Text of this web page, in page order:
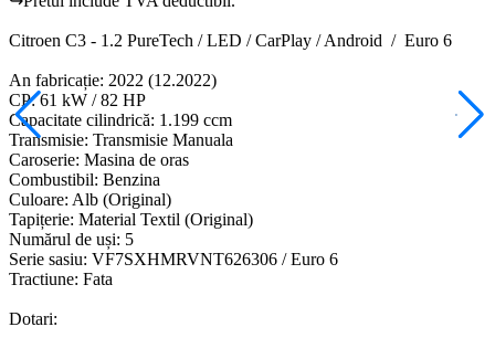
Citroen C3 - 1.2 PureTech / LED / CarPlay / Android / Euro 6
An fabricație: 2022 (12.2022)
CP: 61 kW / 82 HP
Capacitate cilindrică: 1.199 ccm
Transmisie: Transmisie Manuala
Caroserie: Masina de oras
Combustibil: Benzina
Culoare: Alb (Original)
Tapițerie: Material Textil (Original)
Numărul de uși: 5
Serie sasiu: VF7SXHMRVNT626306 / Euro 6
Tractiune: Fata
Dotari: